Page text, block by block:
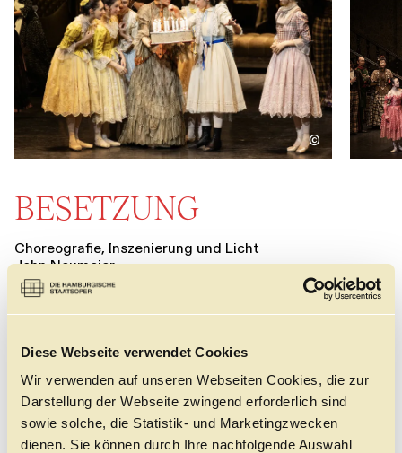
Diese Webseite verwendet Cookies
Wir verwenden auf unseren Webseiten Cookies, die zur
Darstellung der Webseite zwingend erforderlich sind
sowie solche, die Statistik- und Marketingzwecken
dienen. Sie können durch Ihre nachfolgende Auswahl
©
BESETZUNG
Choreografie, Inszenierung und Licht
John Neumeier
Musik
Peter Tschaikowsky
Bühnenbild und Kostüme
Musikalische Leitung
Omer Meir Wellber
16.12.26 / 17.12.26 / 22.12.26 / 2
Orchester